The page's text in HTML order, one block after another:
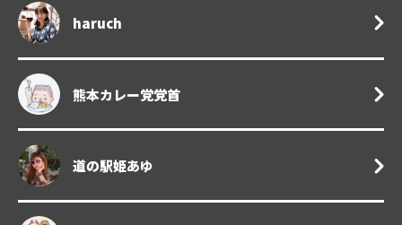
haruch
熊本カレー党党首
道の駅姫あゆ